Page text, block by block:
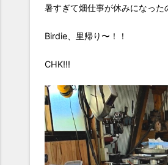
暑すぎて畑仕事が休みになっ
Birdie、里帰り〜！！
CHK!!!